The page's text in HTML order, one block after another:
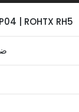
| ROHTX RH5